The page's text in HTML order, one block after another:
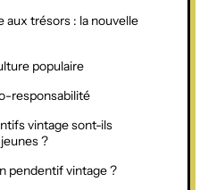
aux trésors : la nouvelle
populaire
responsabilité
vintage sont-ils
?
pendentif vintage ?